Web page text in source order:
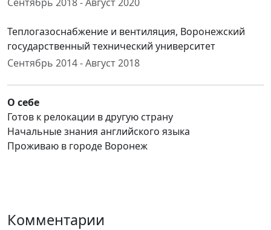
Теплогазоснабжение и вентиляция, Воронежский
государственный технический университет
Сентябрь 2014 - Август 2018
О себе
Готов к релокации в другую страну
Начальные знания английского языка
Проживаю в городе Воронеж
Комментарии